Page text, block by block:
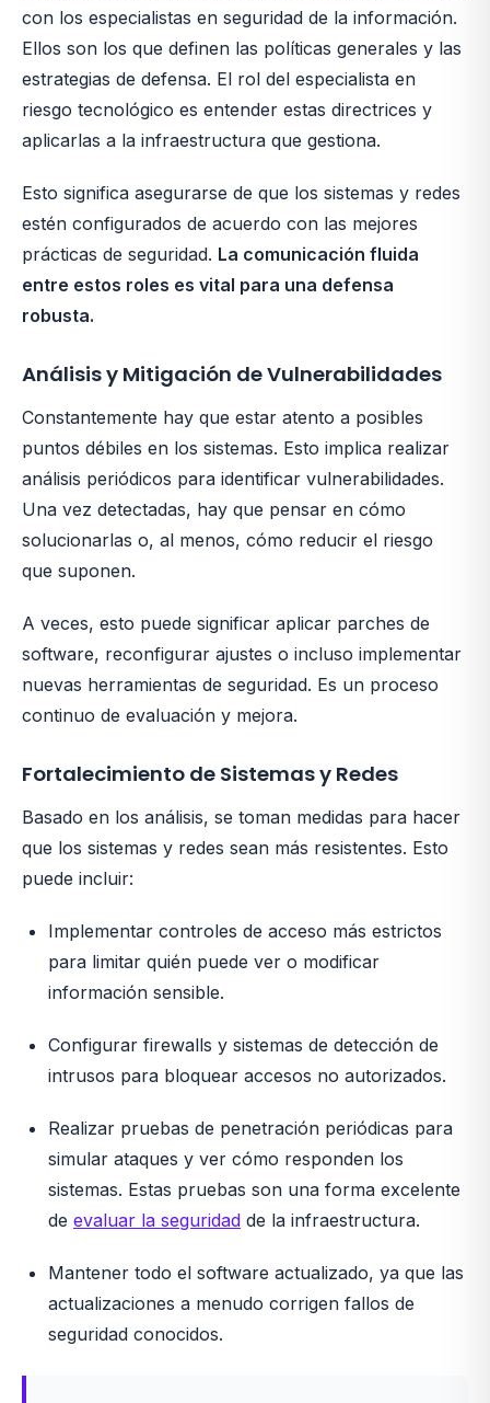
con los especialistas en seguridad de la información.
Ellos son los que definen las políticas generales y las
estrategias de defensa. El rol del especialista en
riesgo tecnológico es entender estas directrices y
aplicarlas a la infraestructura que gestiona.
Esto significa asegurarse de que los sistemas y redes
estén configurados de acuerdo con las mejores
prácticas de seguridad. La comunicación fluida
entre estos roles es vital para una defensa
robusta.
Análisis y Mitigación de Vulnerabilidades
Constantemente hay que estar atento a posibles
puntos débiles en los sistemas. Esto implica realizar
análisis periódicos para identificar vulnerabilidades.
Una vez detectadas, hay que pensar en cómo
solucionarlas o, al menos, cómo reducir el riesgo
que suponen.
A veces, esto puede significar aplicar parches de
software, reconfigurar ajustes o incluso implementar
nuevas herramientas de seguridad. Es un proceso
continuo de evaluación y mejora.
Fortalecimiento de Sistemas y Redes
Basado en los análisis, se toman medidas para hacer
que los sistemas y redes sean más resistentes. Esto
puede incluir:
Implementar controles de acceso más estrictos
para limitar quién puede ver o modificar
información sensible.
Configurar firewalls y sistemas de detección de
intrusos para bloquear accesos no autorizados.
Realizar pruebas de penetración periódicas para
simular ataques y ver cómo responden los
sistemas. Estas pruebas son una forma excelente
de evaluar la seguridad de la infraestructura.
Mantener todo el software actualizado, ya que las
actualizaciones a menudo corrigen fallos de
seguridad conocidos.